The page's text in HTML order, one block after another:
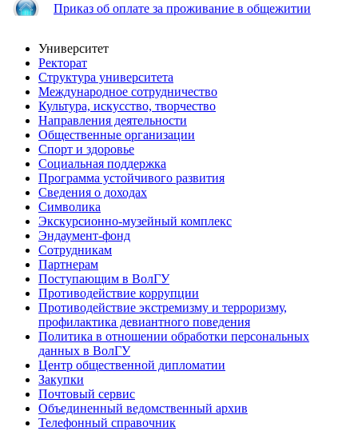
Приказ об оплате за проживание в общежитии
Университет
Ректорат
Структура университета
Международное сотрудничество
Культура, искусство, творчество
Направления деятельности
Общественные организации
Спорт и здоровье
Социальная поддержка
Программа устойчивого развития
Сведения о доходах
Символика
Экскурсионно-музейный комплекс
Эндаумент-фонд
Сотрудникам
Партнерам
Поступающим в ВолГУ
Противодействие коррупции
Противодействие экстремизму и терроризму,
профилактика девиантного поведения
Политика в отношении обработки персональных
данных в ВолГУ
Центр общественной дипломатии
Закупки
Почтовый сервис
Объединенный ведомственный архив
Телефонный справочник